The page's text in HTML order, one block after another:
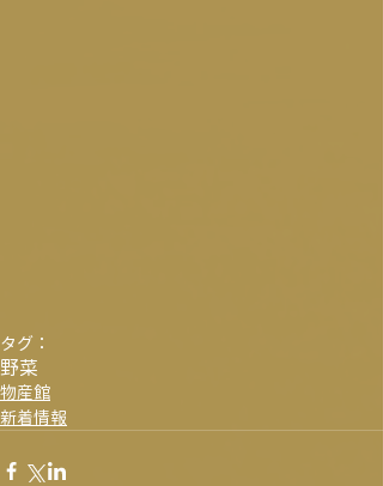
タグ：
野菜
物産館
新着情報